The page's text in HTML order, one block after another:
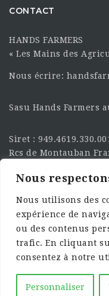
Nous
Nous utilisons des
expérience de
ou des contenus
trafic. En cliquant
consentez à notre
Personnaliser
CONTACT
HANDS FARMERS
« Les Mains des
Nous écrire:
Sasu Hands Farmers
Siret :
Rcs de Montauban
SUIVEZ-NOUS SUR
RÉSEAU :
©2025